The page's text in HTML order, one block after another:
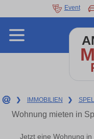
Event
❯ IMMOBILIEN ❯
Wohnung mieten in
Jetzt eine Wohnung